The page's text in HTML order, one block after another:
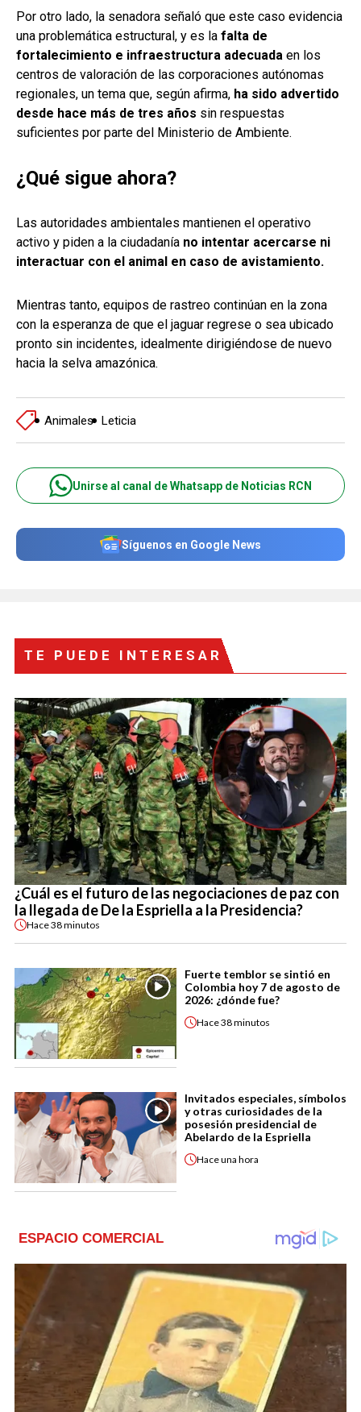
Por otro lado, la senadora señaló que este caso evidencia
una problemática estructural, y es la falta de
fortalecimiento e infraestructura adecuada en los
centros de valoración de las corporaciones autónomas
regionales, un tema que, según afirma, ha sido advertido
desde hace más de tres años sin respuestas
suficientes por parte del Ministerio de Ambiente.
¿Qué sigue ahora?
Las autoridades ambientales mantienen el operativo
activo y piden a la ciudadanía no intentar acercarse ni
interactuar con el animal en caso de avistamiento.
Mientras tanto, equipos de rastreo continúan en la zona
con la esperanza de que el jaguar regrese o sea ubicado
pronto sin incidentes, idealmente dirigiéndose de nuevo
hacia la selva amazónica.
Animales Leticia
Unirse al canal de Whatsapp de Noticias RCN
Síguenos en Google News
TE PUEDE INTERESAR
¿Cuál es el futuro de las negociaciones de paz con
la llegada de De la Espriella a la Presidencia?
Hace38 minutos
Fuerte temblor se sintió en
Colombia hoy 7 de agosto de
2026: ¿dónde fue?
Hace38 minutos
Invitados especiales, símbolos
y otras curiosidades de la
posesión presidencial de
Abelardo de la Espriella
Haceuna hora